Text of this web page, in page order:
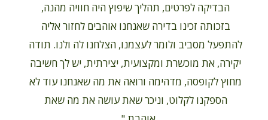
הבדיקה לפרטים, תהליך שיפוץ היה חוויה מהנה,
בזכותה זכינו בדירה שאנחנו אוהבים לחזור אליה
להתפעל מסביב ולומר לעצמנו, הצלחנו לה ולנו. תודה
יקירה, את מוכשרת ומקצועית, יצירתית, יש לך חשיבה
מחוץ לקופסה, מדהימה ורואה את מה שאנחנו עוד לא
הספקנו לקלוט, וניכר שאת עושה את מה שאת